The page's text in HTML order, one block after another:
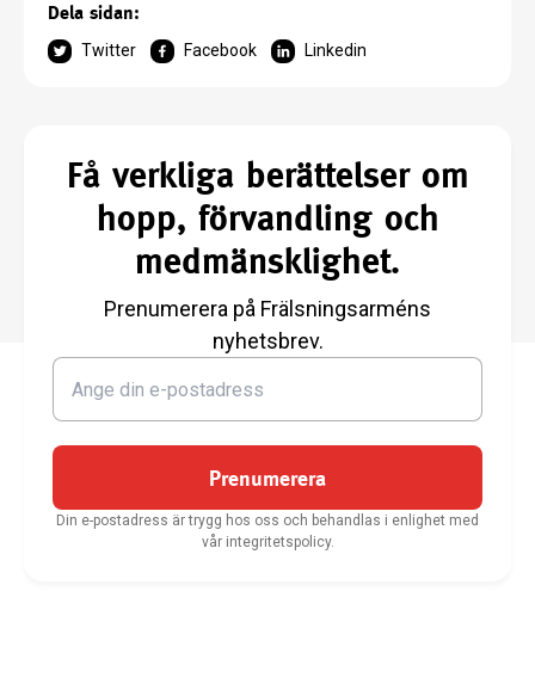
Dela sidan:
Twitter Facebook Linkedin
Få verkliga berättelser om
hopp, förvandling och
medmänsklighet.
Prenumerera på Frälsningsarméns
nyhetsbrev.
Prenumerera
Din e-postadress är trygg hos oss och behandlas i enlighet med
vår integritetspolicy.